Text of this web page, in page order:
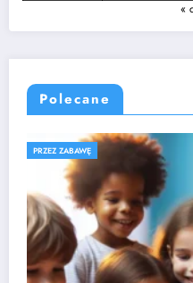
«
Polecane
ROZWÓJ DZIECKA